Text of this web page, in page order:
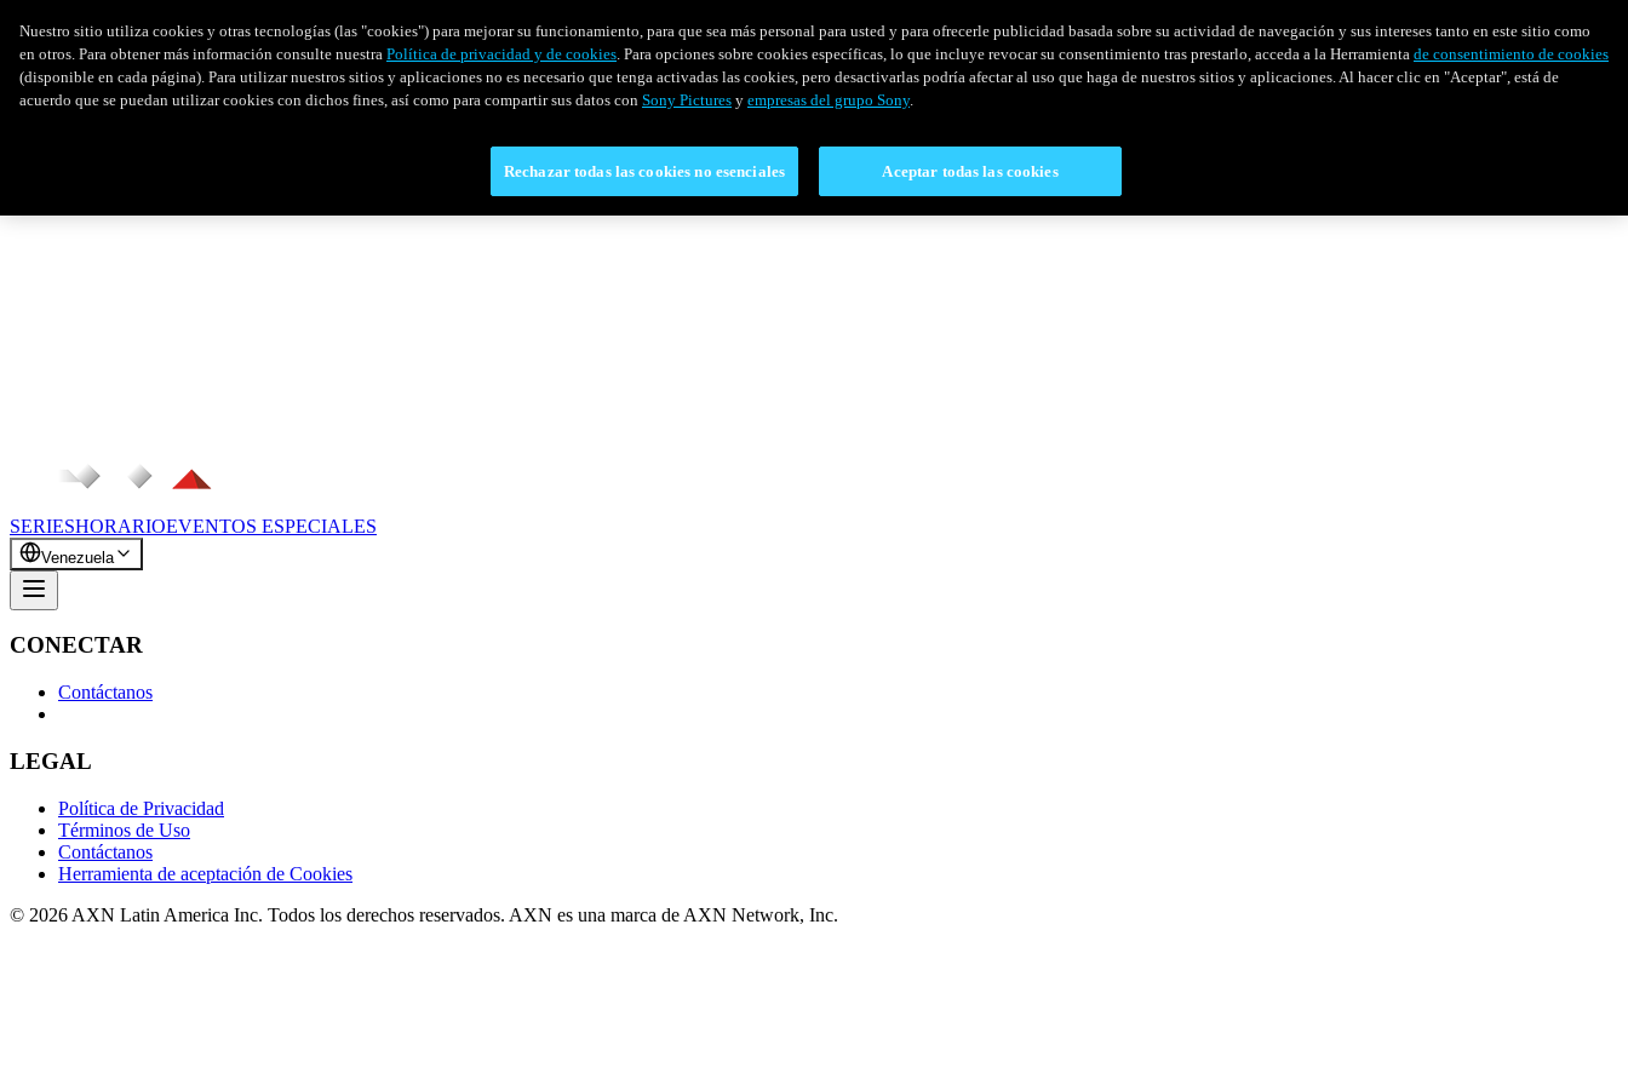
SERIESHORARIOEVENTOS ESPECIALES
Venezuela
CONECTAR
Contáctanos
LEGAL
Política de Privacidad
Términos de Uso
Contáctanos
Herramienta de aceptación de Cookies
© 2026 AXN Latin America Inc. Todos los derechos reservados. AXN es una marca de AXN Network, Inc.
Nuestro sitio utiliza cookies y otras tecnologías (las "cookies") para mejorar su funcionamiento, para que sea más personal para usted y para ofrecerle publicidad basada sobre su actividad de navegación y sus intereses tanto en este sitio como
en otros. Para obtener más información consulte nuestra Política de privacidad y de cookies. Para opciones sobre cookies específicas, lo que incluye revocar su consentimiento tras prestarlo, acceda a la Herramienta de consentimiento de cookies
(disponible en cada página). Para utilizar nuestros sitios y aplicaciones no es necesario que tenga activadas las cookies, pero desactivarlas podría afectar al uso que haga de nuestros sitios y aplicaciones. Al hacer clic en "Aceptar", está de
acuerdo que se puedan utilizar cookies con dichos fines, así como para compartir sus datos con Sony Pictures y empresas del grupo Sony.
Rechazar todas las cookies no esenciales Aceptar todas las cookies